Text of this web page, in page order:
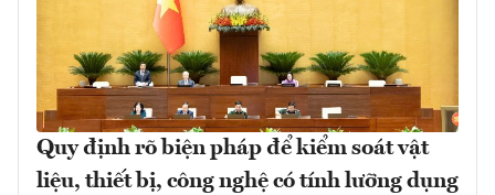
Quy định rõ biện pháp để kiểm soát vật
liệu, thiết bị, công nghệ có tính lưỡng dụng